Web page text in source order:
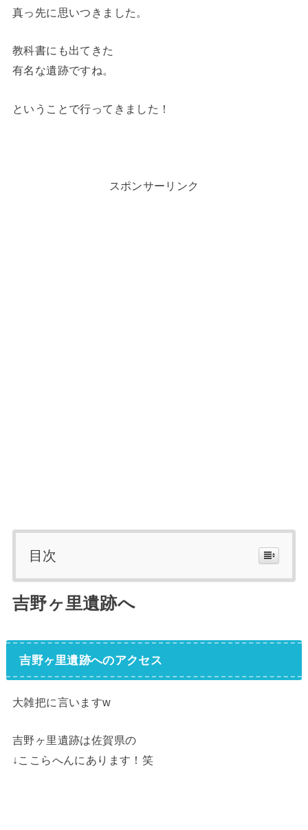
真っ先に思いつきました。
教科書にも出てきた
有名な遺跡ですね。
ということで行ってきました！
スポンサーリンク
目次
吉野ヶ里遺跡へ
吉野ヶ里遺跡へのアクセス
大雑把に言いますw
吉野ヶ里遺跡は佐賀県の
↓ここらへんにあります！笑